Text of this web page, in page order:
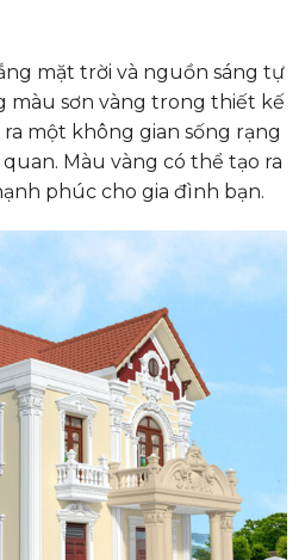
mặt trời và nguồn sáng tự
màu sơn vàng trong thiết kế
một không gian sống rạng
Màu vàng có thể tạo ra
phúc cho gia đình bạn.